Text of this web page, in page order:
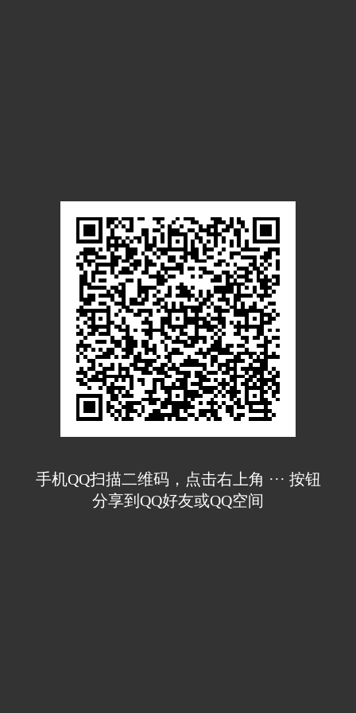
手机QQ扫描二维码，点击右上角 ··· 按钮
分享到QQ好友或QQ空间